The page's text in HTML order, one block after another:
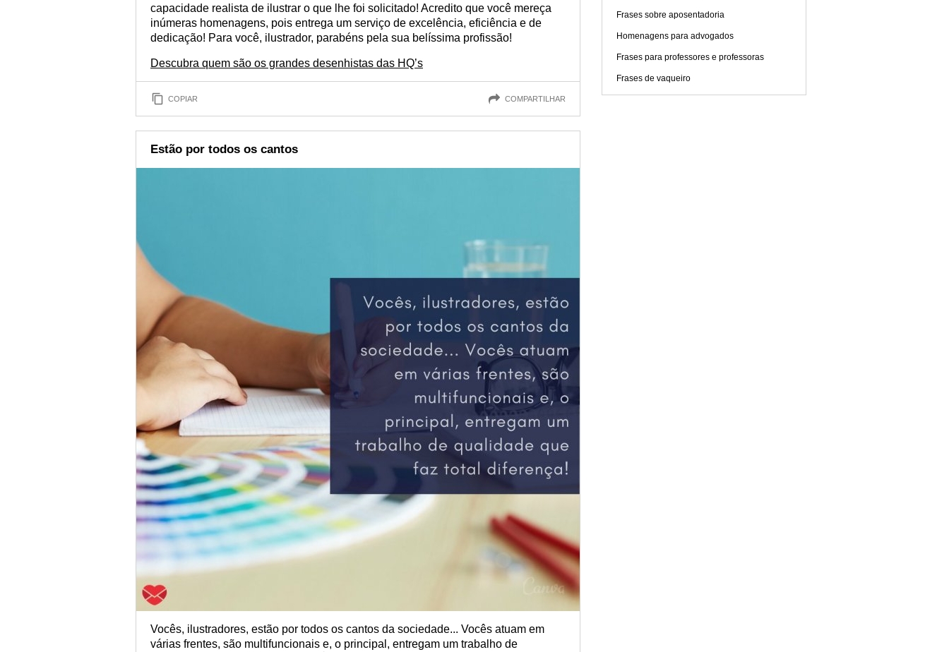
capacidade realista de ilustrar o que lhe foi solicitado! Acredito que você mereça
inúmeras homenagens, pois entrega um serviço de excelência, eficiência e de
dedicação! Para você, ilustrador, parabéns pela sua belíssima profissão!
Descubra quem são os grandes desenhistas das HQ’s
COPIAR COMPARTILHAR
Estão por todos os cantos
Vocês, ilustradores, estão por todos os cantos da sociedade... Vocês atuam em
várias frentes, são multifuncionais e, o principal, entregam um trabalho de
Frases sobre aposentadoria
Homenagens para advogados
Frases para professores e professoras
Frases de vaqueiro